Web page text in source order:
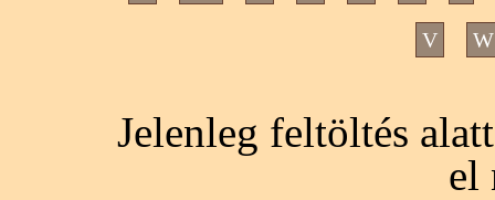
V W
Jelenleg feltöltés
el